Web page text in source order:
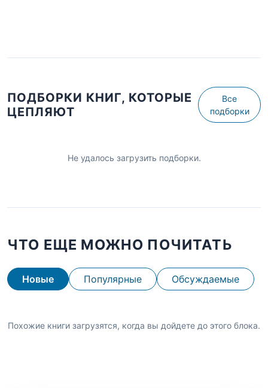
ПОДБОРКИ КНИГ, КОТОРЫЕ
ЦЕПЛЯЮТ
Все
подборки
Не удалось загрузить подборки.
ЧТО ЕЩЕ МОЖНО ПОЧИТАТЬ
Новые Популярные Обсуждаемые
Похожие книги загрузятся, когда вы дойдете до этого блока.